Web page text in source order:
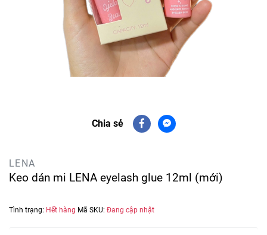
Chia sẻ
LENA
Keo dán mi LENA eyelash glue 12ml (mới)
Tình trạng: Hết hàng Mã SKU: Đang cập nhật